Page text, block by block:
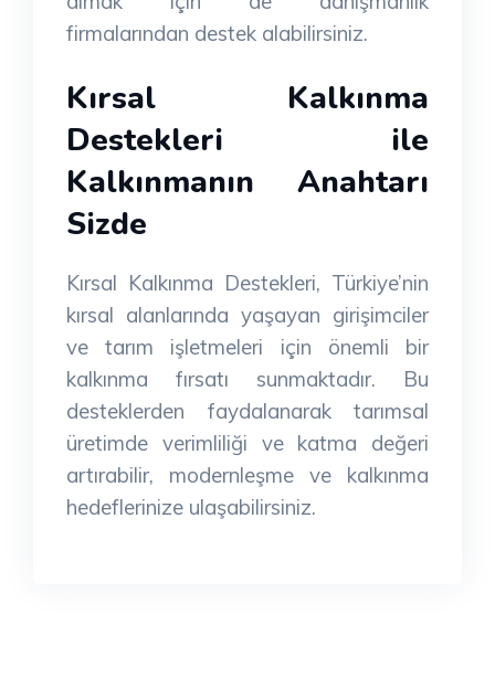
firmalarından destek alabilirsiniz.
Kırsal Kalkınma
Destekleri ile
Kalkınmanın Anahtarı
Sizde
Kırsal Kalkınma Destekleri, Türkiye’nin
kırsal alanlarında yaşayan girişimciler
ve tarım işletmeleri için önemli bir
kalkınma fırsatı sunmaktadır. Bu
desteklerden faydalanarak tarımsal
üretimde verimliliği ve katma değeri
artırabilir, modernleşme ve kalkınma
hedeflerinize ulaşabilirsiniz.